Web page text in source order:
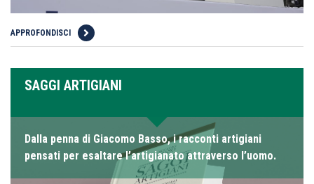
APPROFONDISCI
SAGGI ARTIGIANI
Dalla penna di Giacomo Basso, i racconti artigiani
pensati per esaltare l’artigianato attraverso l’uomo.